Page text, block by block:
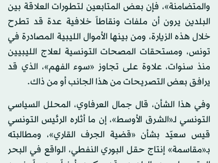
والمتضامنة»، فإن بعض المتابعين لتطورات العلاقة بين
البلدين يرون أن ملفات ونقاطاً خلافية عدة قد تطرح
خلال هذه الزيارة، ومن بينها الأموال الليبية المصادرة في
تونس، ومستحقات المصحات التونسية لعلاج الليبيين
منذ سنوات، علاوة على تجاوز «سوء الفهم»، الذي قد
يرافق بعض التصريحات من هذا الجانب أو من ذاك.
وفي هذا الشأن، قال جمال العرفاوي، المحلل السياسي
التونسي لـ«الشرق الأوسط»، إن ما أثاره الرئيس التونسي
قيس سعيّد بشأن «قضية الجرف القاري»، ومطالبته
بـ«مقاسمة» إنتاج حقل البوري النفطي، الواقع في البحر